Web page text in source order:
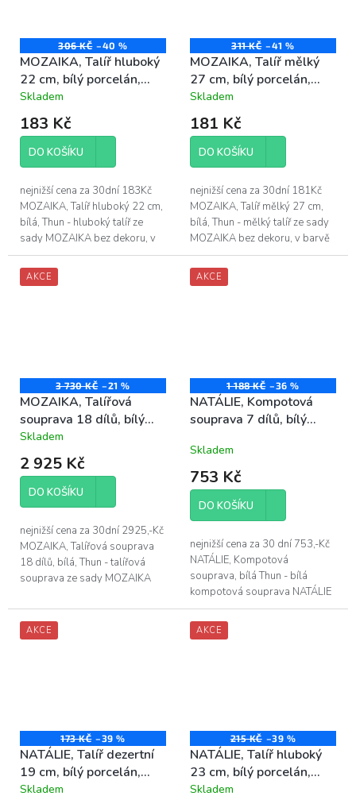
306 KČ –40 %
MOZAIKA, Talíř hluboký
22 cm, bílý porcelán,
Thun
Průměrné
hodnocení
produktu
4,2
5
hvězdiček.
Skladem
183 Kč
DO KOŠÍKU
nejnižší cena za 30dní 183Kč
MOZAIKA, Talíř hluboký 22 cm,
bílá, Thun - hluboký talíř ze
sady MOZAIKA bez dekoru, v
barvě bílá - průměr hlubokého
talíře je 22 cm - vyrobeno z...
311 KČ –41 %
MOZAIKA, Talíř mělký
27 cm, bílý porcelán,
Thun
Průměrné
hodnocení
produktu
4,6
5
hvězdiček.
Skladem
181 Kč
DO KOŠÍKU
nejnižší cena za 30dní 181Kč
MOZAIKA, Talíř mělký 27 cm,
bílá, Thun - mělký talíř ze sady
MOZAIKA bez dekoru, v barvě
bílá - průměr mělkého talíře je
27 cm - vyrobeno z vysoce...
AKCE
3 730 KČ –21 %
MOZAIKA, Talířová
souprava 18 dílů, bílý
porcelán, Thun
Průměrné
produktu
4,3
5
hvězdiček.
Skladem
2 925 Kč
DO KOŠÍKU
nejnižší cena za 30dní 2925,-Kč
MOZAIKA, Talířová souprava
18 dílů, bílá, Thun - talířová
souprava ze sady MOZAIKA
obsahuje: - 6x TD 19 cm - 6x
Thl 22...
AKCE
1 188 KČ –36 %
NATÁLIE, Kompotová
souprava 7 dílů, bílý
Skladem
753 Kč
DO KOŠÍKU
nejnižší cena za 30 dní 753,-Kč
NATÁLIE, Kompotová
souprava, bílá Thun - bílá
kompotová souprava NATÁLIE
obsahuje: - 6 ks kompotová
mísa NATÁLIE 13 cm - 1 ks
kompotová misa...
AKCE
173 KČ –39 %
NATÁLIE, Talíř dezertní
19 cm, bílý porcelán,
Thun
Průměrné
Skladem
AKCE
215 KČ –39 %
NATÁLIE, Talíř hluboký
23 cm, bílý porcelán,
Thun
Průměrné
Skladem